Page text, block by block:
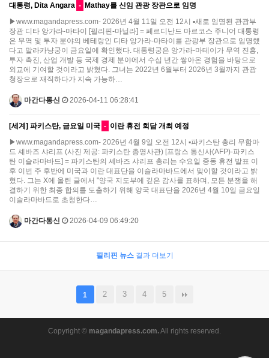
대통령, Dita Angara - Mathay를 신임 관광 장관으로 임명
▶www.magandapress.com- 2026년 4월 11일 오전 12시 ▪새로 임명된 관광부
장관 디타 앙가라-마타이 [필리핀-마닐라] = 페르디난드 마르코스 주니어 대통령
은 무역 및 투자 분야의 베테랑인 디타 앙가라-마타이를 관광부 장관으로 임명했
다고 말라카냥궁이 금요일에 확인했다. 대통령궁은 앙가라-마테이가 무역 진흥,
투자 촉진, 산업 개발 등 국제 경제 분야에서 수십 년간 쌓아온 경험을 바탕으로
외교에 기여할 것이라고 밝혔다. 그녀는 2022년 6월부터 2026년 3월까지 관광
청장으로 재직하다가 지속 가능하…
마간다통신 2026-04-11 06:28:41
[세계] 파키스탄, 금요일 미국 - 이란 휴전 회담 개최 예정
▶www.magandapress.com- 2026년 4월 9일 오전 12시 ▪파키스탄 총리 무함마
드 셰바즈 샤리프 (사진 제공: 파키스탄 총영사관) [프랑스 통신사(AFP)-파키스
탄 이슬라마바드] = 파키스탄의 셰바즈 샤리프 총리는 수요일 중동 휴전 발표 이
후 이번 주 후반에 미국과 이란 대표단을 이슬라마바드에서 맞이할 것이라고 밝
혔다. 그는 X에 올린 글에서 "양국 지도부에 깊은 감사를 표하며, 모든 분쟁을 해
결하기 위한 최종 합의를 도출하기 위해 양국 대표단을 2026년 4월 10일 금요일
이슬라마바드로 초청한다…
마간다통신 2026-04-09 06:49:20
필리핀 뉴스결과 더보기
1 2 3 4 5
Copyright © magandapress.com.All rights reserved.